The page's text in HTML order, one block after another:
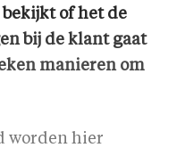
of het de
bij de klant gaat
manieren om
worden hier